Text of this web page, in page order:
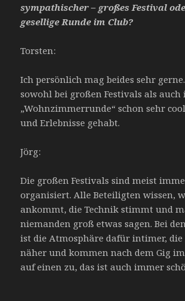
sympathischer – großes Festival
gesellige Runde im Club?
Torsten:
Ich persönlich mag beides sehr
sowohl bei großen Festivals als
„Wohnzimmerrunde“ schon sehr
und Erlebnisse gehabt.
Jörg:
Die großen Festivals sind meist
organisiert. Alle Beteiligten wissen,
ankommt, die Technik stimmt und
niemanden groß etwas sagen. Bei
ist die Atmosphäre dafür intimer, die
näher und kommen nach dem Gig
auf einen zu, das ist auch immer